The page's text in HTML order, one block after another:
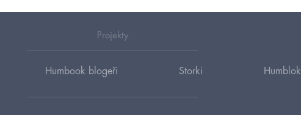
Projekty
Humbook blogeři Storki Humblok